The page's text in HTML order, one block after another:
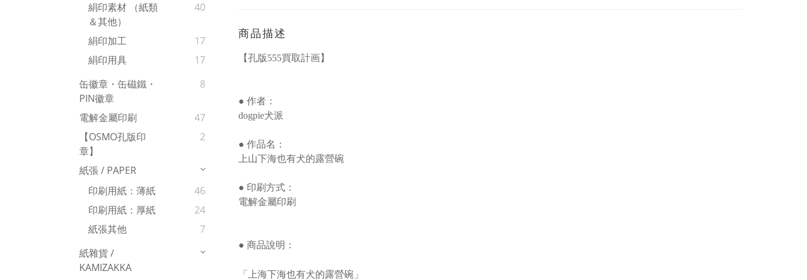
絹印素材 （紙類
＆其他）
40
絹印加工
17
絹印用具
17
缶徽章・缶磁鐵・
PIN徽章
8
電解金屬印刷
47
【OSMO孔版印
章】
2
紙張 / PAPER
印刷用紙：薄紙
46
印刷用紙：厚紙
24
紙張其他
7
紙雜貨 /
KAMIZAKKA
商品描述
【孔版555買取計画】
● 作者：
dogpie犬派
● 作品名：
上山下海也有犬的露營碗
● 印刷方式：
電解金屬印刷
● 商品說明：
「上海下海也有犬的露營碗」